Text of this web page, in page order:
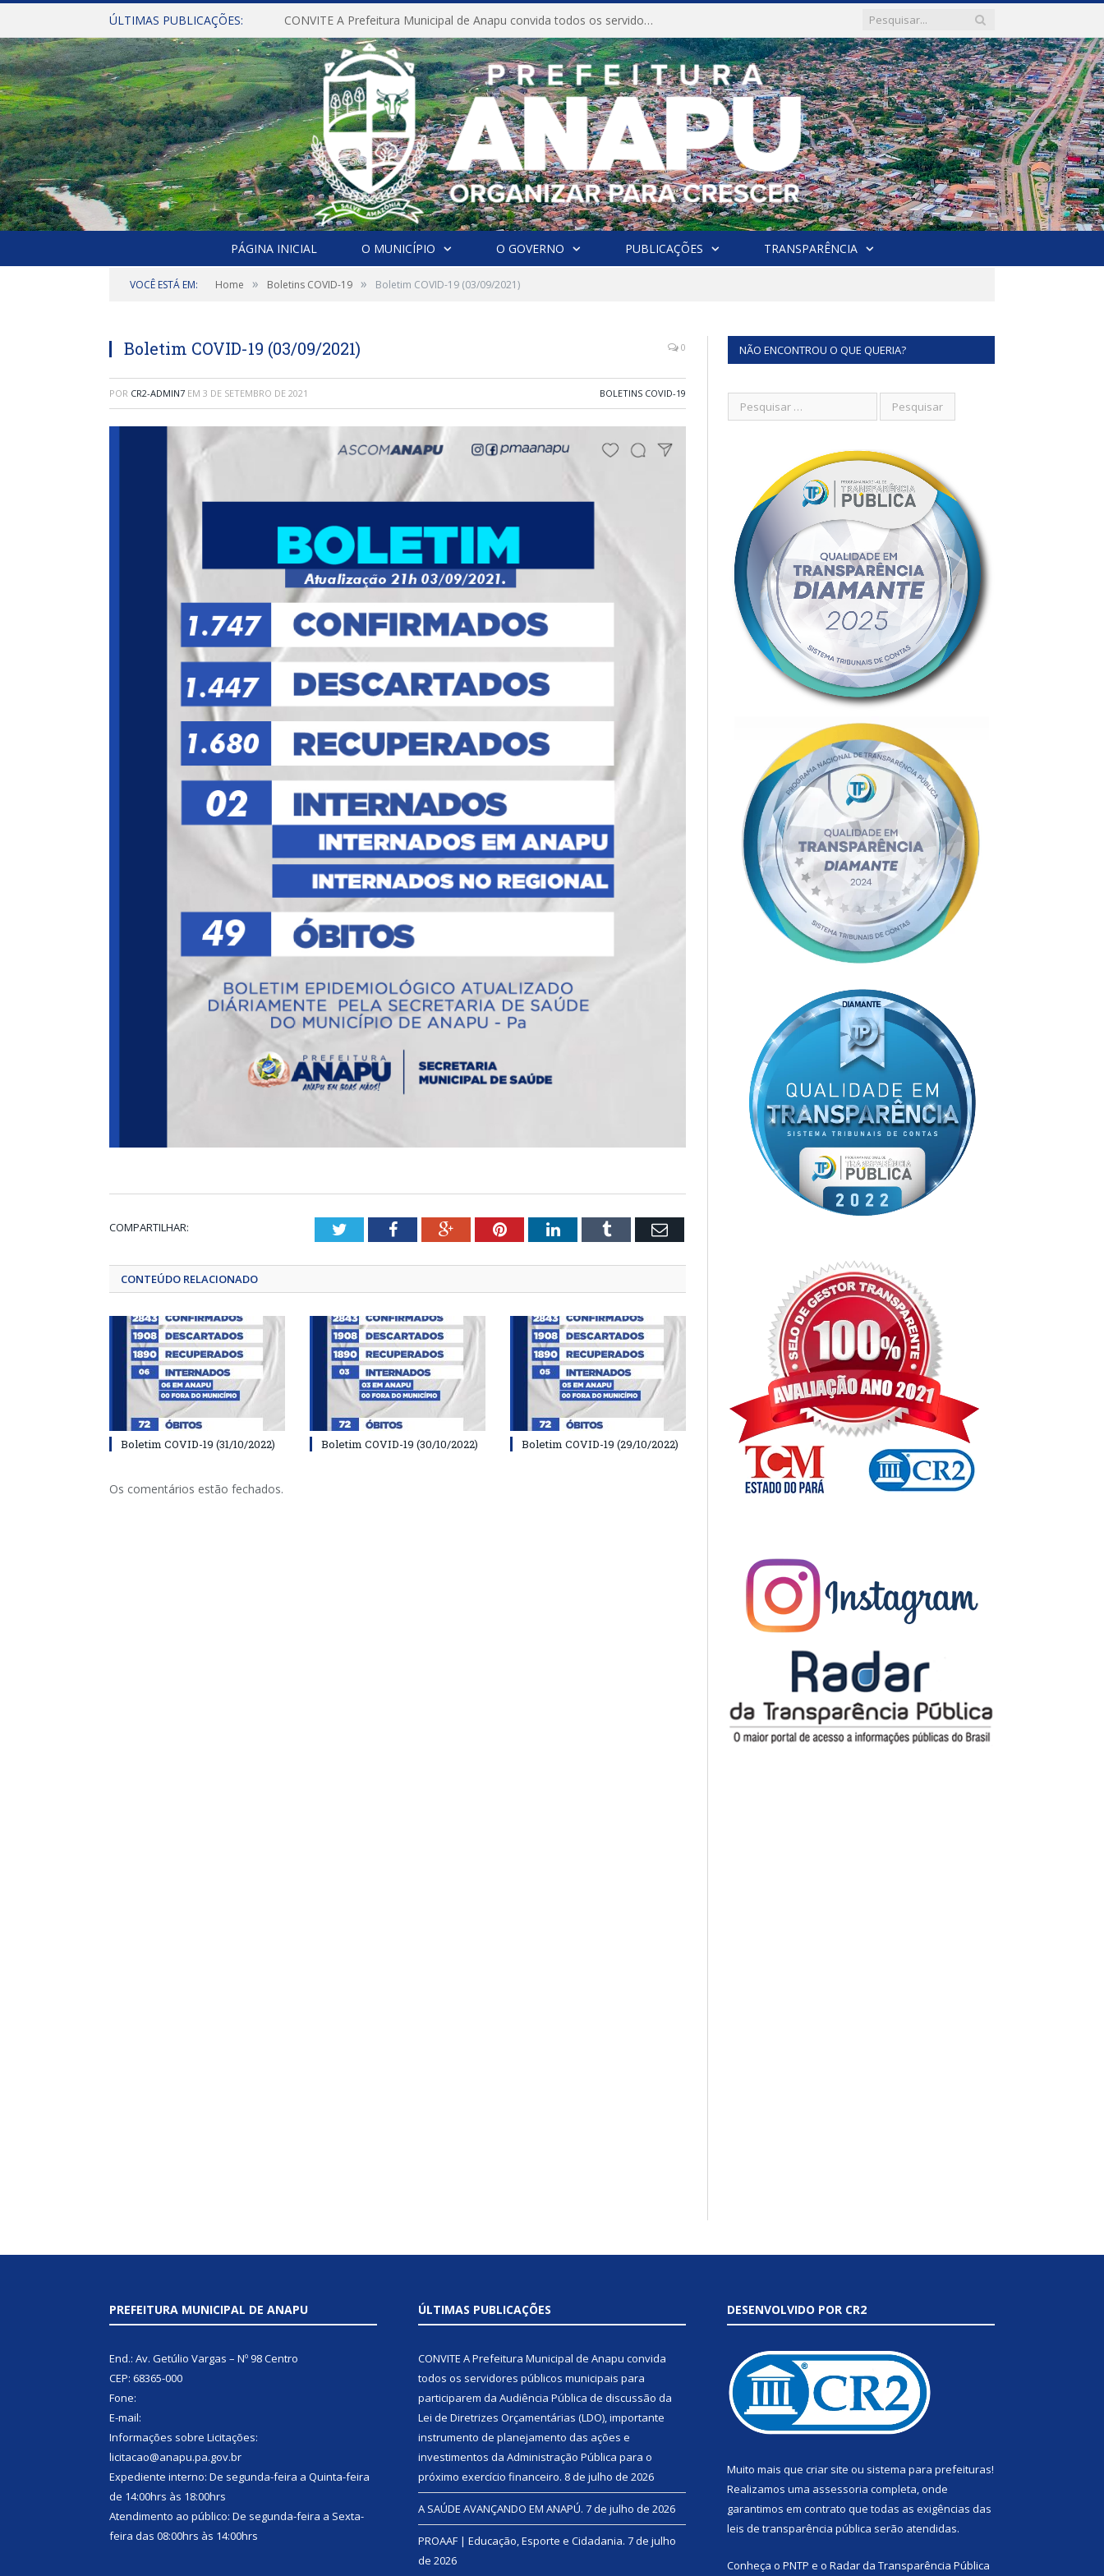
ÚLTIMAS PUBLICAÇÕES: CONVITE A Prefeitura Municipal de Anapu convida todos os servidores públicos municipais para participarem da Audiência Pública de discussão da Lei de Diretrizes Orçamentárias (LDO), importante instrumento de planejamento das ações e investimentos da Administração Pública para o próximo exercício financeiro.
PÁGINA INICIAL O MUNICÍPIO O GOVERNO PUBLICAÇÕES TRANSPARÊNCIA
VOCÊ ESTÁ EM: Home » Boletins COVID-19 » Boletim COVID-19 (03/09/2021)
Boletim COVID-19 (03/09/2021) 0
POR CR2-ADMIN7 EM 3 DE SETEMBRO DE 2021 BOLETINS COVID-19
COMPARTILHAR: TwitterFacebookGoogle+PinterestLinkedInTumblr Email
CONTEÚDO RELACIONADO
Boletim COVID-19 (31/10/2022) Boletim COVID-19 (30/10/2022) Boletim COVID-19 (29/10/2022)
Os comentários estão fechados.
NÃO ENCONTROU O QUE QUERIA?
PREFEITURA MUNICIPAL DE ANAPU
End.: Av. Getúlio Vargas – Nº 98 Centro
CEP: 68365-000
Fone:
E-mail:
Informações sobre Licitações:
licitacao@anapu.pa.gov.br
Expediente interno: De segunda-feira a Quinta-feira
de 14:00hrs às 18:00hrs
Atendimento ao público: De segunda-feira a Sexta-
feira das 08:00hrs às 14:00hrs
ÚLTIMAS PUBLICAÇÕES
CONVITE A Prefeitura Municipal de Anapu convida
todos os servidores públicos municipais para
participarem da Audiência Pública de discussão da
Lei de Diretrizes Orçamentárias (LDO), importante
instrumento de planejamento das ações e
investimentos da Administração Pública para o
próximo exercício financeiro. 8 de julho de 2026
A SAÚDE AVANÇANDO EM ANAPÚ. 7 de julho de 2026
PROAAF | Educação, Esporte e Cidadania. 7 de julho
de 2026
DESENVOLVIDO POR CR2
Muito mais que criar site ou sistema para prefeituras!
Realizamos uma assessoria completa, onde
garantimos em contrato que todas as exigências das
leis de transparência pública serão atendidas.
Conheça o PNTP e o Radar da Transparência Pública